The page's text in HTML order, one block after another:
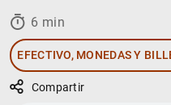
6 min
EFECTIVO, MONEDAS Y
Compartir